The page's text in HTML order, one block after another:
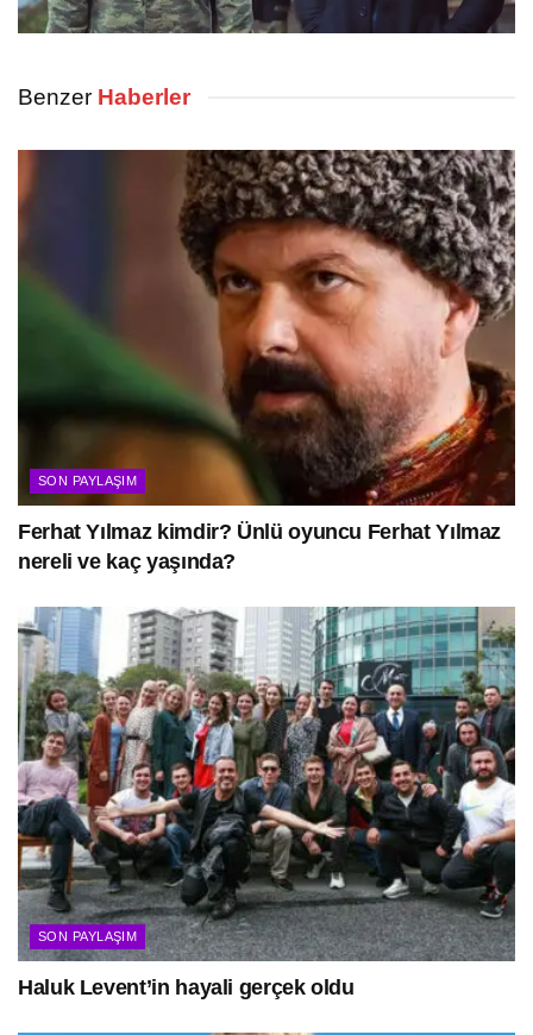
Benzer Haberler
SON PAYLAŞIM
Ferhat Yılmaz kimdir? Ünlü oyuncu Ferhat Yılmaz
nereli ve kaç yaşında?
SON PAYLAŞIM
Haluk Levent’in hayali gerçek oldu